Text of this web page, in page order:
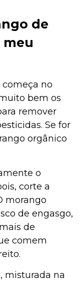
de
meu
no
bem os
remover
Se for
orgânico
o
corte a
morango
de engasgo,
de
comem
misturada na